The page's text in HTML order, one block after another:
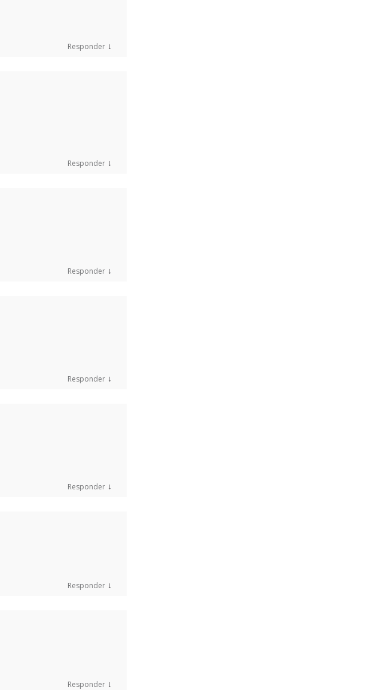
Responder ↓
Responder ↓
Responder ↓
Responder ↓
Responder ↓
Responder ↓
Responder ↓